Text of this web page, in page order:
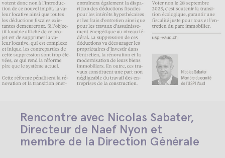
Rencontre avec Nicolas Sabater,
Directeur de Naef Nyon et
membre de la Direction Générale